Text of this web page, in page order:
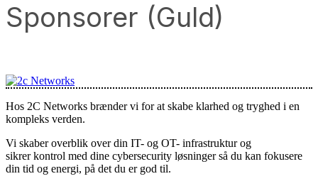
Sponsorer (Guld)
Hos 2C Networks brænder vi for at skabe klarhed og tryghed i en
kompleks verden.
Vi skaber overblik over din IT- og OT- infrastruktur og
sikrer kontrol med dine cybersecurity løsninger så du kan fokusere
din tid og energi, på det du er god til.